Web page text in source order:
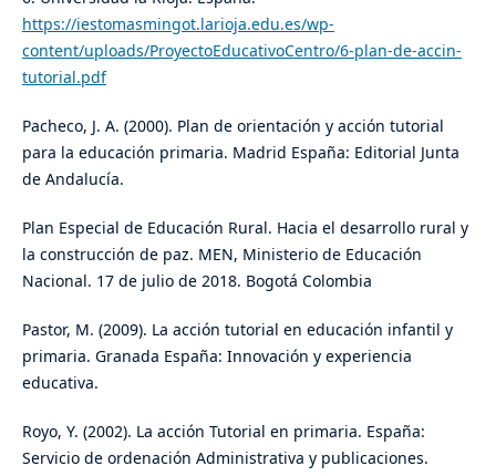
https://iestomasmingot.larioja.edu.es/wp-
content/uploads/ProyectoEducativoCentro/6-plan-de-accin-
tutorial.pdf
Pacheco, J. A. (2000). Plan de orientación y acción tutorial
para la educación primaria. Madrid España: Editorial Junta
de Andalucía.
Plan Especial de Educación Rural. Hacia el desarrollo rural y
la construcción de paz. MEN, Ministerio de Educación
Nacional. 17 de julio de 2018. Bogotá Colombia
Pastor, M. (2009). La acción tutorial en educación infantil y
primaria. Granada España: Innovación y experiencia
educativa.
Royo, Y. (2002). La acción Tutorial en primaria. España:
Servicio de ordenación Administrativa y publicaciones.